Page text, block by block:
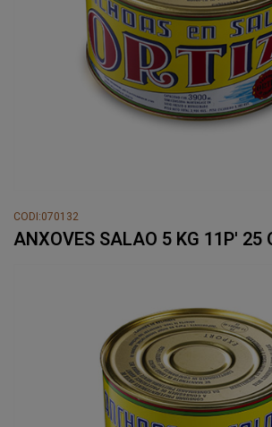
CODI:070132
ANXOVES SALAO 5 KG 11P' 25